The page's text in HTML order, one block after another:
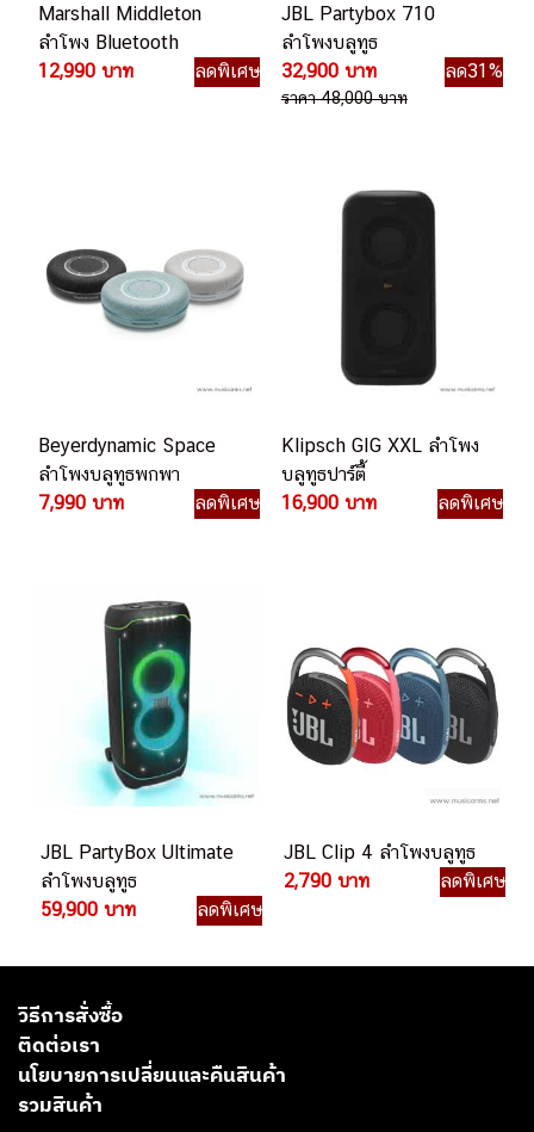
Marshall Middleton
ลำโพง Bluetooth
12,990 บาท
ลดพิเศษ
JBL Partybox 710
ลำโพงบลูทูธ
32,900 บาท
ลด31%
ราคา 48,000 บาท
Beyerdynamic Space
ลำโพงบลูทูธพกพา
7,990 บาท
ลดพิเศษ
Klipsch GIG XXL ลำโพง
บลูทูธปาร์ตี้
16,900 บาท
ลดพิเศษ
JBL PartyBox Ultimate
ลำโพงบลูทูธ
59,900 บาท
ลดพิเศษ
JBL Clip 4 ลำโพงบลูทูธ
2,790 บาท
ลดพิเศษ
วิธีการสั่งซื้อ
ติดต่อเรา
นโยบายการเปลี่ยนและคืนสินค้า
รวมสินค้า